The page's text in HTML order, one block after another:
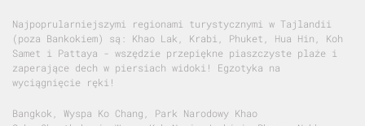
Najpoprularniejszymi regionami turystycznymi w Tajlandii
(poza Bankokiem) są: Khao Lak, Krabi, Phuket, Hua Hin, Koh
Samet i Pattaya - wszędzie przepiękne piaszczyste plaże i
zaperające dech w piersiach widoki! Egzotyka na
wyciągnięcie ręki!
Bangkok, Wyspa Ko Chang, Park Narodowy Khao